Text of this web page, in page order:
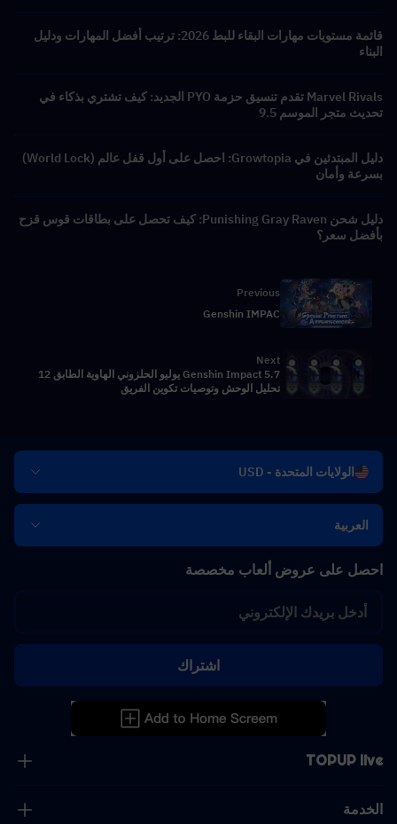
قائمة مستويات مهارات البقاء للبط 2026: ترتيب أفضل المهارات ودليل
البناء
Marvel Rivals تقدم تنسيق حزمة PYO الجديد: كيف تشتري بذكاء في
تحديث متجر الموسم 9.5
دليل المبتدئين في Growtopia: احصل على أول قفل عالم (World Lock)
بسرعة وأمان
دليل شحن Punishing Gray Raven: كيف تحصل على بطاقات قوس قزح
بأفضل سعر؟
Previous
Genshin IMPAC
Next
Genshin Impact 5.7 يوليو الحلزوني الهاوية الطابق 12
تحليل الوحش وتوصيات تكوين الفريق
الولايات المتحدة - USD
العربية
TOPUP live
الخدمة
احصل على عروض ألعاب مخصصة
اشتراك